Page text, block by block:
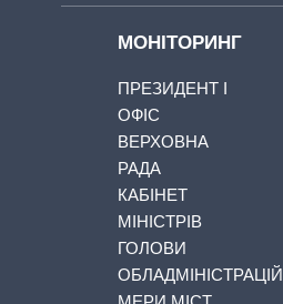
МОНІТОРИНГ
ПРЕЗИДЕНТ І
ОФІС
ВЕРХОВНА
РАДА
КАБІНЕТ
МІНІСТРІВ
ГОЛОВИ
ОБЛАДМІНІСТРАЦІЙ